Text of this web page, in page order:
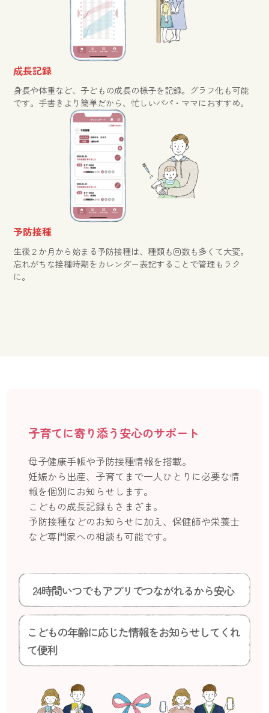
成長記録
身長や体重など、子どもの成長の様子を記録。グラフ化も可能
です。手書きより簡単だから、忙しいパパ・ママにおすすめ。
予防接種
生後２か月から始まる予防接種は、種類も回数も多くて大変。
忘れがちな接種時期をカレンダー表記することで管理もラク
に。
子育てに寄り添う安心のサポート
母子健康手帳や予防接種情報を搭載。
妊娠から出産、子育てまで一人ひとりに必要な情
報を個別にお知らせします。
こどもの成長記録もさまざま。
予防接種などのお知らせに加え、保健師や栄養士
など専門家への相談も可能です。